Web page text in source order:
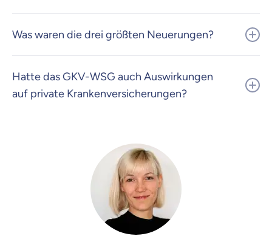
Was waren die drei größten Neuerungen?
Hatte das GKV-WSG auch Auswirkungen
auf private Krankenversicherungen?